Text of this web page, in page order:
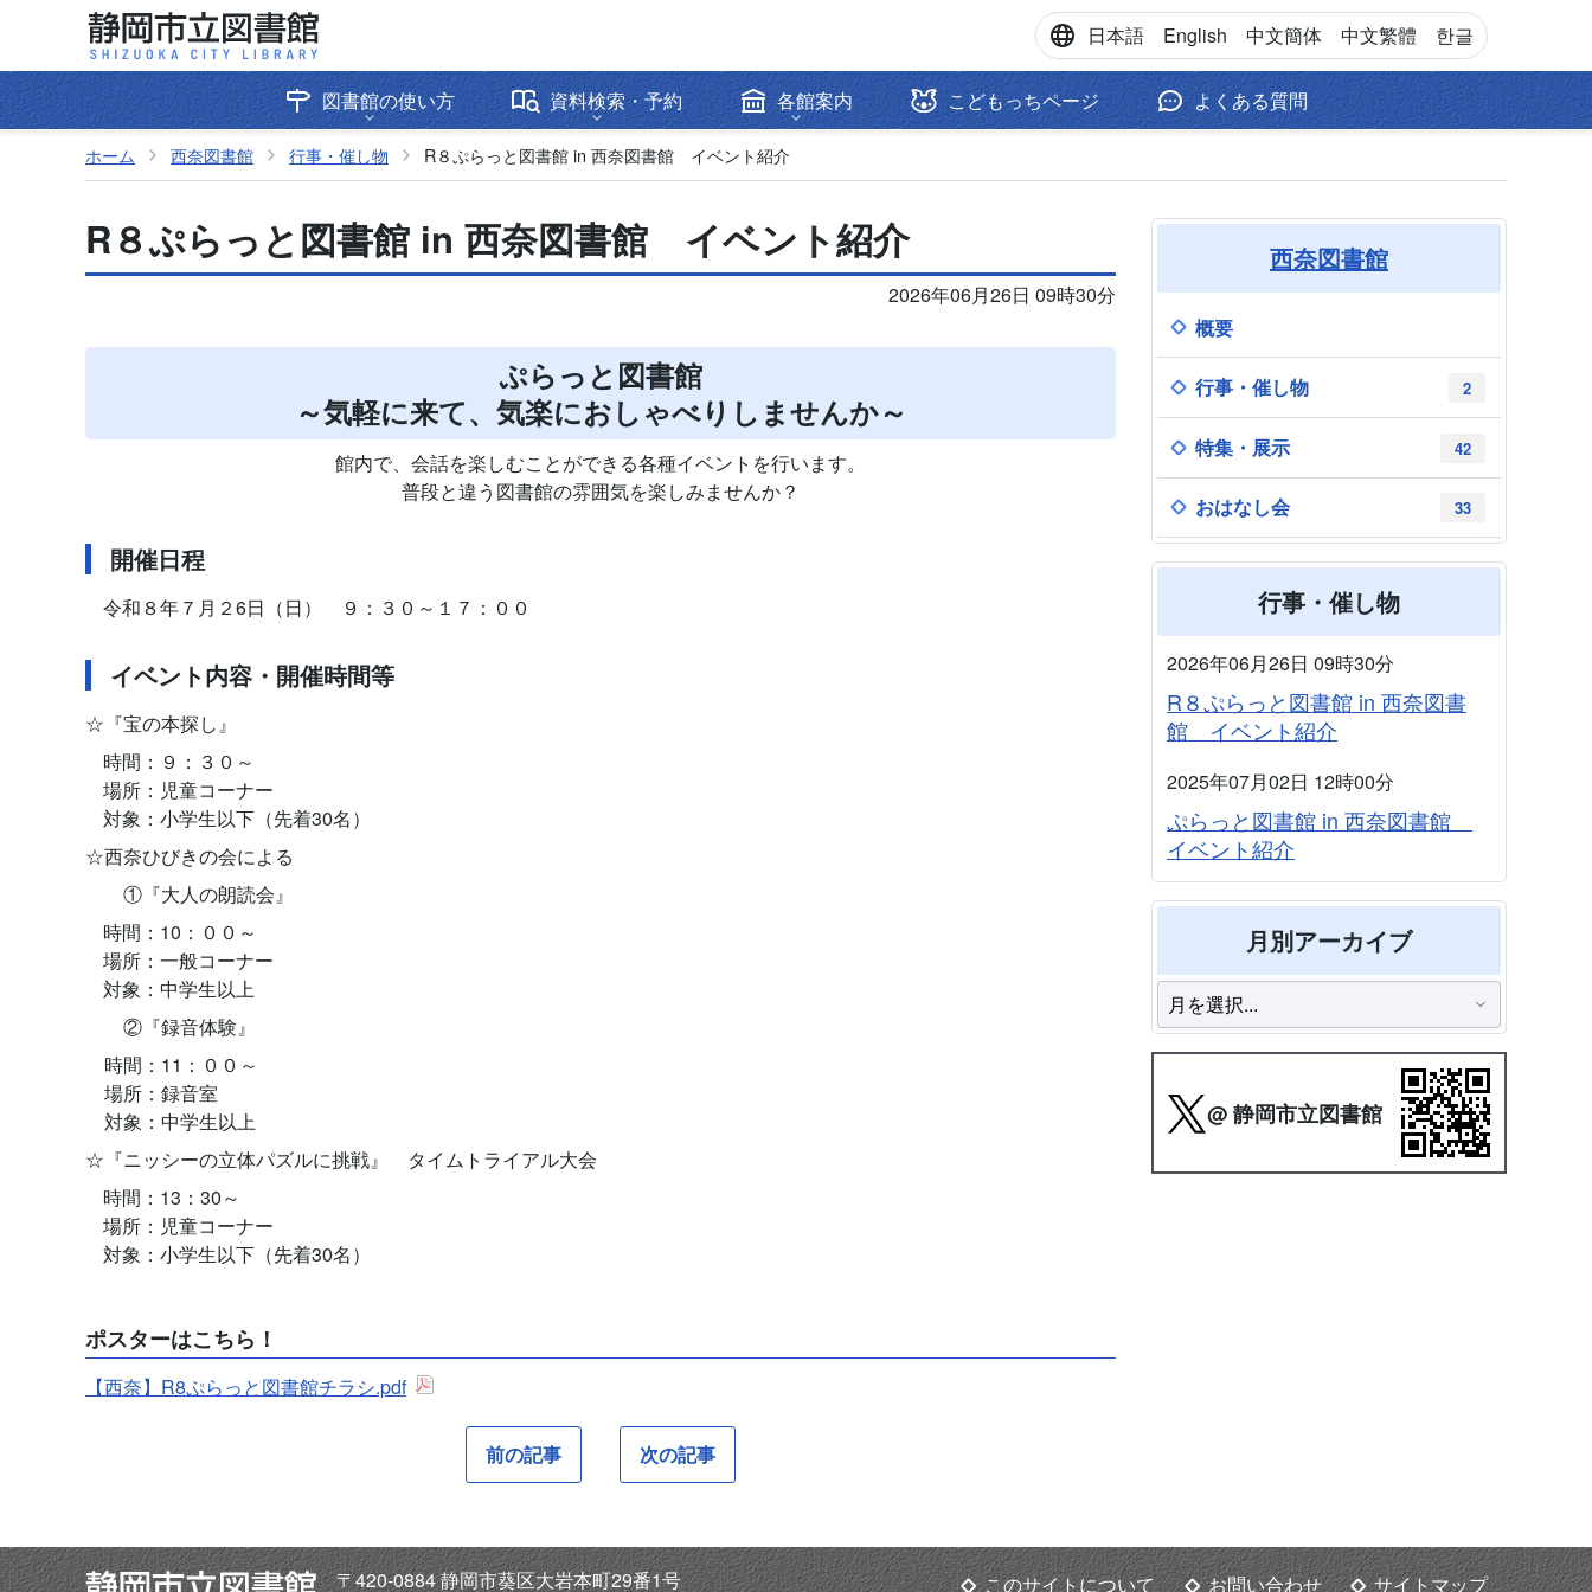
日本語 English 中文簡体 中文繁體 한글
図書館の使い方 資料検索・予約 各館案内 こどもっちページ よくある質問
ホーム 西奈図書館 行事・催し物 R８ぷらっと図書館 in 西奈図書館 イベント紹介
R８ぷらっと図書館 in 西奈図書館 イベント紹介
2026年06月26日 09時30分
ぷらっと図書館
～気軽に来て、気楽におしゃべりしませんか～
館内で、会話を楽しむことができる各種イベントを行います。
普段と違う図書館の雰囲気を楽しみませんか？
開催日程
令和８年７月２6日（日） ９：３０～１７：００
イベント内容・開催時間等
☆『宝の本探し』
時間：９：３０～
場所：児童コーナー
対象：小学生以下（先着30名）
☆西奈ひびきの会による
①『大人の朗読会』
時間：10：００～
場所：一般コーナー
対象：中学生以上
②『録音体験』
時間：11：００～
場所：録音室
対象：中学生以上
☆『ニッシーの立体パズルに挑戦』 タイムトライアル大会
時間：13：30～
場所：児童コーナー
対象：小学生以下（先着30名）
ポスターはこちら！
【西奈】R8ぷらっと図書館チラシ.pdf
前の記事 次の記事
西奈図書館
概要
2
行事・催し物
42
特集・展示
33
おはなし会
行事・催し物
2026年06月26日 09時30分
R８ぷらっと図書館 in 西奈図書
館 イベント紹介
2025年07月02日 12時00分
ぷらっと図書館 in 西奈図書館
イベント紹介
月別アーカイブ
@ 静岡市立図書館
〒420-0884 静岡市葵区大岩本町29番1号 このサイトについて お問い合わせ サイトマップ